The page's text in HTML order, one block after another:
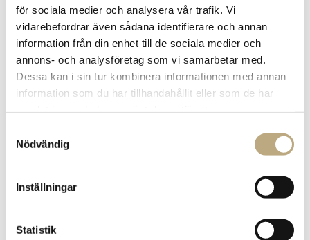
för sociala medier och analysera vår trafik. Vi
vidarebefordrar även sådana identifierare och annan
information från din enhet till de sociala medier och
annons- och analysföretag som vi samarbetar med.
Dessa kan i sin tur kombinera informationen med annan
information som du har tillhandahållit eller som de har
Nödvändig
Inställningar
Statistik
Efter Feds
räntesänkning: Så